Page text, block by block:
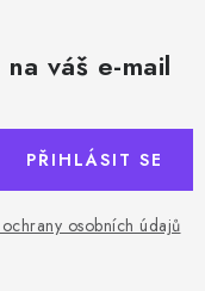
váš e-mail
osobních údajů
PŘIHLÁSIT SE